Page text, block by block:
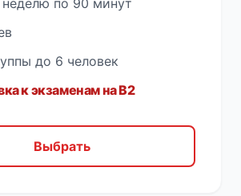
неделю по 90 минут
до 6 человек
к экзаменам на B2
Выбрать